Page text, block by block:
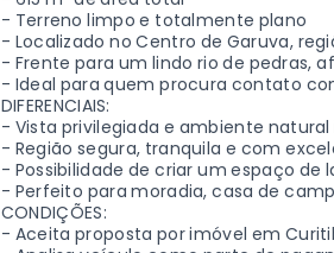
- Terreno limpo e totalmente plano
- Localizado no Centro de Garuva,
- Frente para um lindo rio de pedras,
- Ideal para quem procura contato
DIFERENCIAIS:
- Vista privilegiada e ambiente
- Região segura, tranquila e com
- Possibilidade de criar um espaço de
- Perfeito para moradia, casa de
CONDIÇÕES:
- Aceita proposta por imóvel em